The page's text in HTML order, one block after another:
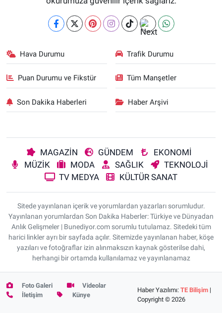
Hava Durumu Trafik Durumu
Puan Durumu ve Fikstür Tüm Manşetler
Son Dakika Haberleri Haber Arşivi
MAGAZİN GÜNDEM
EKONOMİ
MÜZİK
MODA SAĞLIK
TEKNOLOJİ
TV MEDYA
KÜLTÜR SANAT
Sitede yayınlanan içerik ve yorumlardan yazarları sorumludur.
Yayınlanan yorumlardan Son Dakika Haberler: Türkiye ve Dünyadan
Anlık Gelişmeler | Bunediyor.com sorumlu tutulamaz. Sitedeki tüm
harici linkler ayrı bir sayfada açılır. Sitemizde yayınlanan haber, köşe
yazıları ve fotoğraflar izin alınmaksızın kaynak gösterilse dahi,
herhangi bir ortamda kullanılamaz ve yayınlanamaz
Foto Galeri
Videolar
İletişim
Künye
Haber Yazılımı:TE Bilişim |
Copyright © 2026